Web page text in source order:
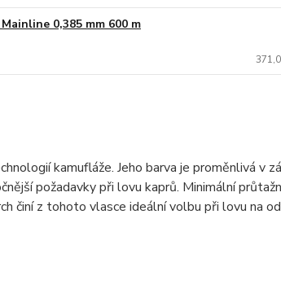
0,385 mm 600 m
kamufláže. Jeho barva je proměnlivá v
požadavky při lovu kaprů. Minimální
činí z tohoto vlasce ideální volbu při lovu na